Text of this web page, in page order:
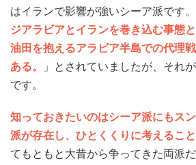
はイランで影響が強いシーア派です
ジアラビアとイランを巻き込む事態
油田を抱えるアラビア半島での代理
ある。
」とされていましたが、それ
です。
知っておきたいのはシーア派にもス
派が存在し、ひとくくりに考えること
てもともと大昔から争ってきた両派